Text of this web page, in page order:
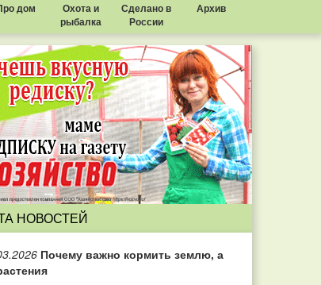
дом
Охота и
рыбалка
Сделано в
России
Архив
НОВОСТЕЙ
Почему важно кормить землю, а